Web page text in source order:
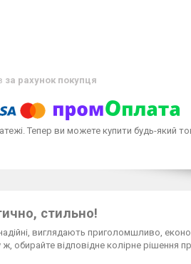
за рахунок покупця
Тепер ви можете купити будь-який
стильно!
виглядають приголомшливо,
обирайте відповідне колірне рішення